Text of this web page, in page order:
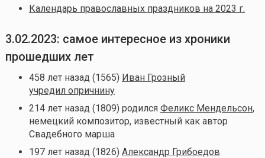
Календарь православных праздников на 2023 г.
3.02.2023: самое интересное из хроники
прошедших лет
458 лет назад (1565) Иван Грозный
учредил опричнину
214 лет назад (1809) родился Феликс Мендельсон,
немецкий композитор, известный как автор
Свадебного марша
197 лет назад (1826) Александр Грибоедов